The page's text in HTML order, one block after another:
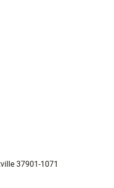
37901-1071